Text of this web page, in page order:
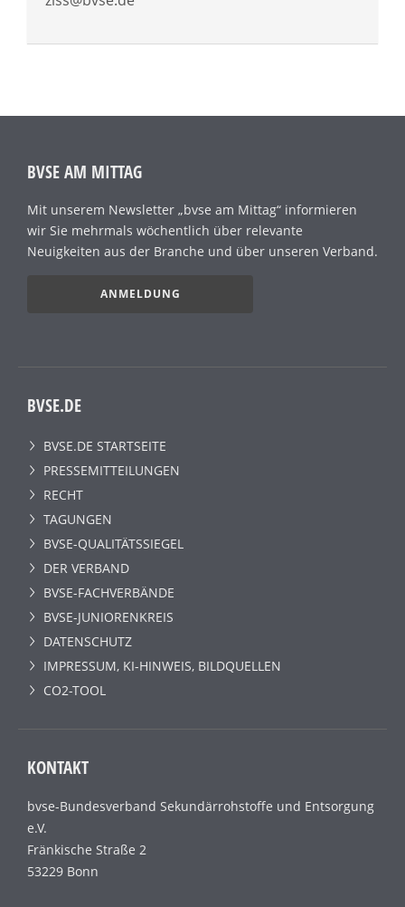
BVSE AM MITTAG
Mit unserem Newsletter „bvse am Mittag“ informieren
wir Sie mehrmals wöchentlich über relevante
Neuigkeiten aus der Branche und über unseren Verband.
ANMELDUNG
BVSE.DE
BVSE.DE STARTSEITE
PRESSEMITTEILUNGEN
RECHT
TAGUNGEN
BVSE-QUALITÄTSSIEGEL
DER VERBAND
BVSE-FACHVERBÄNDE
BVSE-JUNIORENKREIS
DATENSCHUTZ
IMPRESSUM, KI-HINWEIS, BILDQUELLEN
CO2-TOOL
KONTAKT
bvse-Bundesverband Sekundärrohstoffe und Entsorgung
e.V.
Fränkische Straße 2
53229 Bonn